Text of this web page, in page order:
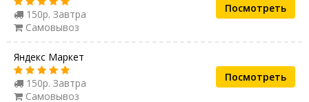
150р. Завтра
Самовывоз
Посмотреть
Яндекс Маркет
150р. Завтра
Самовывоз
Посмотреть